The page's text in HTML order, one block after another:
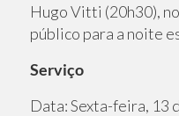
Hugo Vitti (20h30),
público para a noite
Serviço
Data: Sexta-feira, 13